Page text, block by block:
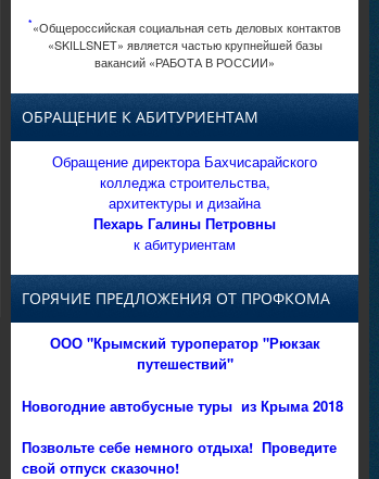
*«Общероссийская социальная сеть деловых контактов
«SKILLSNET» является частью крупнейшей базы
вакансий «РАБОТА В РОССИИ»
ОБРАЩЕНИЕ К АБИТУРИЕНТАМ
Обращение директора Бахчисарайского
колледжа строительства,
архитектуры и дизайна
Пехарь Галины Петровны
к абитуриентам
ГОРЯЧИЕ ПРЕДЛОЖЕНИЯ ОТ ПРОФКОМА
ООО "Крымский туроператор "Рюкзак
путешествий"
Новогодние автобусные туры из Крыма 2018
Позвольте себе немного отдыха! Проведите
свой отпуск сказочно!